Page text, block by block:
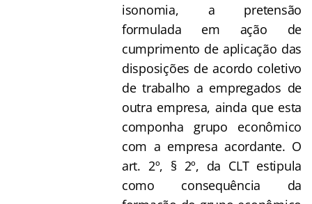
isonomia, a pretensão
formulada em ação de
cumprimento de aplicação das
disposições de acordo coletivo
de trabalho a empregados de
outra empresa, ainda que esta
componha grupo econômico
com a empresa acordante. O
art. 2º, § 2º, da CLT estipula
como consequência da